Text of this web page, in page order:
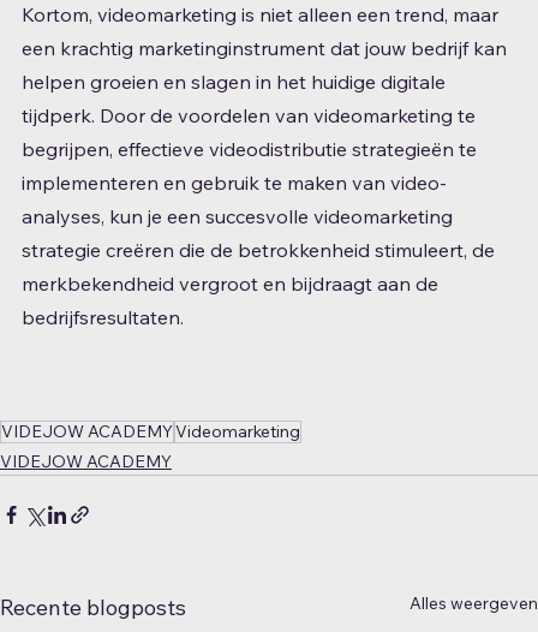
Kortom, videomarketing is niet alleen een trend, maar
een krachtig marketinginstrument dat jouw bedrijf kan
helpen groeien en slagen in het huidige digitale
tijdperk. Door de voordelen van videomarketing te
begrijpen, effectieve videodistributie strategieën te
implementeren en gebruik te maken van video-
analyses, kun je een succesvolle videomarketing
strategie creëren die de betrokkenheid stimuleert, de
merkbekendheid vergroot en bijdraagt ​​aan de
bedrijfsresultaten.
VIDEJOW ACADEMYVideomarketing
VIDEJOW ACADEMY
Recente blogposts Alles weergeven